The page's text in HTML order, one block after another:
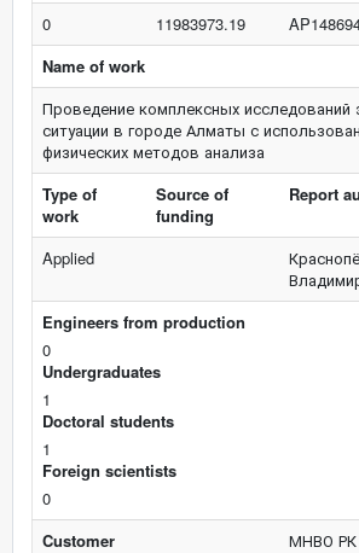
0 11983973.19
Name of work
Проведение комплексных исследований
ситуации в городе Алматы с
физических методов анализа
Type of
work
Source of
funding
Report
Applied
Engineers from production
0
Undergraduates
1
Doctoral students
1
Foreign scientists
0
Customer
МНВО РК